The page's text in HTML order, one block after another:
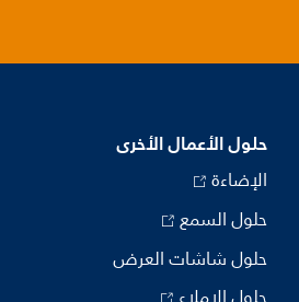
حلول الأعمال الأخرى
الإضاءة
حلول السمع
حلول شاشات العرض